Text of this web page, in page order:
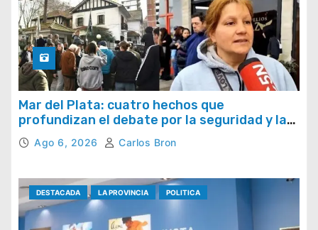
Mar del Plata: cuatro hechos que
profundizan el debate por la seguridad y la
respuesta del Estado
Ago 6, 2026 Carlos Bron
DESTACADA LA PROVINCIA POLITICA